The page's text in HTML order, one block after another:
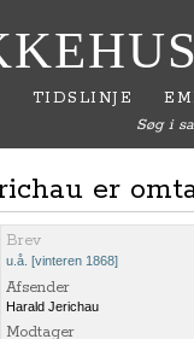
TIDSLINJE
Søg i
er
Brev
u.å. [vinteren 1868]
Afsender
Harald Jerichau
Modtager